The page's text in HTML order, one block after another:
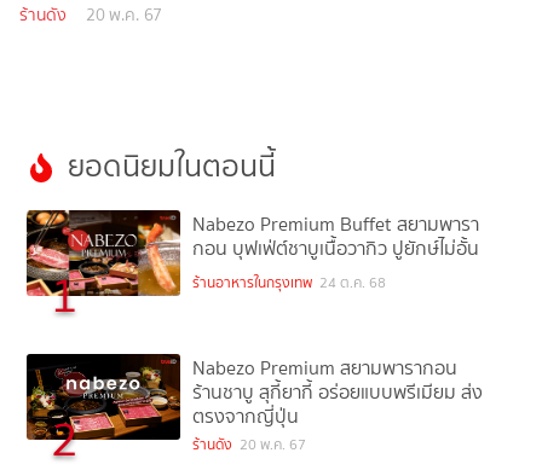
ร้านดัง 20 พ.ค. 67
ยอดนิยมในตอนนี้
1
Nabezo Premium Buffet สยามพารา
กอน บุฟเฟ่ต์ชาบูเนื้อวากิว ปูยักษ์ไม่อั้น
ร้านอาหารในกรุงเทพ 24 ต.ค. 68
2
Nabezo Premium สยามพารากอน
ร้านชาบู สุกี้ยากี้ อร่อยแบบพรีเมียม ส่ง
ตรงจากญี่ปุ่น
ร้านดัง 20 พ.ค. 67